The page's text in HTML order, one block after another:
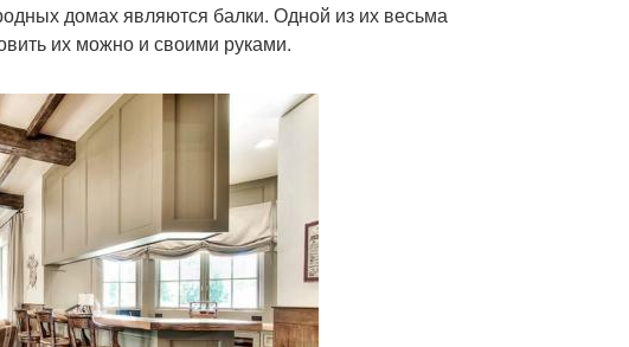
Двухуровневые
потолки
Балка на потолке
домах являются балки. Одной из их весьма
их можно и своими руками.